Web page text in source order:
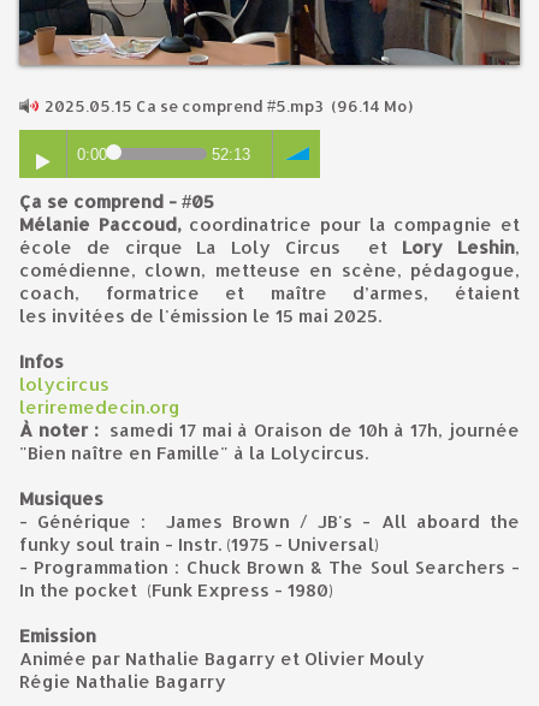
2025.05.15 Ca se comprend #5.mp3 (96.14 Mo)
0:00 52:13
Ça se comprend - #05
Mélanie Paccoud,coordinatrice pour la compagnie et
école de cirque La Loly Circus et Lory Leshin,
comédienne, clown, metteuse en scène, pédagogue,
coach, formatrice et maître d’armes, étaient
les invitées de l'émission le 15 mai 2025.
Infos
lolycircus
leriremedecin.org
À noter : samedi 17 mai à Oraison de 10h à 17h, journée
"Bien naître en Famille" à la Lolycircus.
Musiques
- Générique : James Brown / JB's - All aboard the
funky soul train - Instr. (1975 - Universal)
- Programmation : Chuck Brown & The Soul Searchers -
In the pocket (Funk Express - 1980)
Emission
Animée par Nathalie Bagarry et Olivier Mouly
Régie Nathalie Bagarry